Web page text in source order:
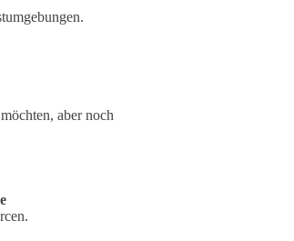
aber noch